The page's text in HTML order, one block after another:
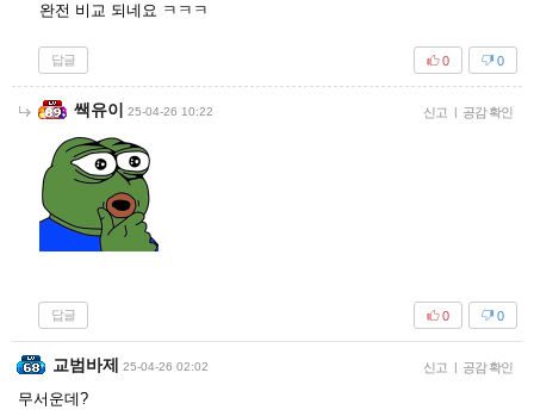
완전 비교 되네요 ㅋㅋㅋ
답글 0
0
쌕유이 25-04-26 10:22 신고 공감 확인
답글 0
0
교범바제 25-04-26 02:02 신고 공감 확인
무서운데?